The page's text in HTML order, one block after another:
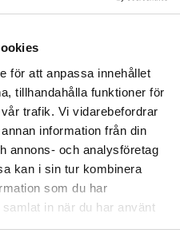
för att anpassa innehållet
tillhandahålla funktioner för
trafik. Vi vidarebefordrar
information från din
annons- och analysföretag
kan i sin tur kombinera
som du har
in när du har använt
för både arbete
en fuktig trasa för att
i gott skick.
dig godkänner du
från oss.